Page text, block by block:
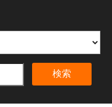
検索